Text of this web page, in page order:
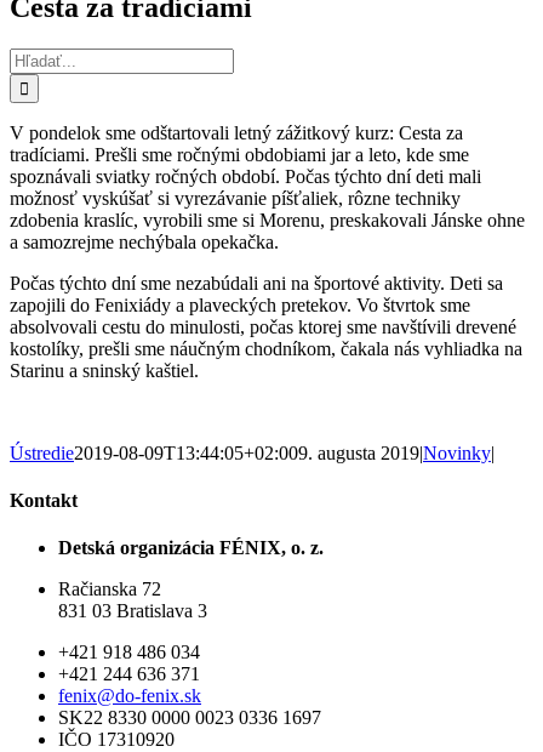
Cesta za tradíciami
Hľadať:
V pondelok sme odštartovali letný zážitkový kurz: Cesta za
tradíciami. Prešli sme ročnými obdobiami jar a leto, kde sme
spoznávali sviatky ročných období. Počas týchto dní deti mali
možnosť vyskúšať si vyrezávanie píšťaliek, rôzne techniky
zdobenia kraslíc, vyrobili sme si Morenu, preskakovali Jánske ohne
a samozrejme nechýbala opekačka.
Počas týchto dní sme nezabúdali ani na športové aktivity. Deti sa
zapojili do Fenixiády a plaveckých pretekov. Vo štvrtok sme
absolvovali cestu do minulosti, počas ktorej sme navštívili drevené
kostolíky, prešli sme náučným chodníkom, čakala nás vyhliadka na
Starinu a sninský kaštiel.
Ústredie2019-08-09T13:44:05+02:009. augusta 2019|Novinky|
Kontakt
Detská organizácia FÉNIX, o. z.
Račianska 72
831 03 Bratislava 3
+421 918 486 034
+421 244 636 371
fenix@do-fenix.sk
SK22 8330 0000 0023 0336 1697
IČO 17310920